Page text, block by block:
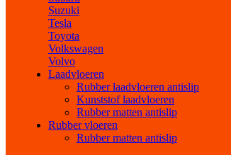
Suzuki
Tesla
Toyota
Volkswagen
Volvo
Laadvloeren
Rubber laadvloeren antislip
Kunststof laadvloeren
Rubber matten antislip
Rubber vloeren
Rubber matten antislip